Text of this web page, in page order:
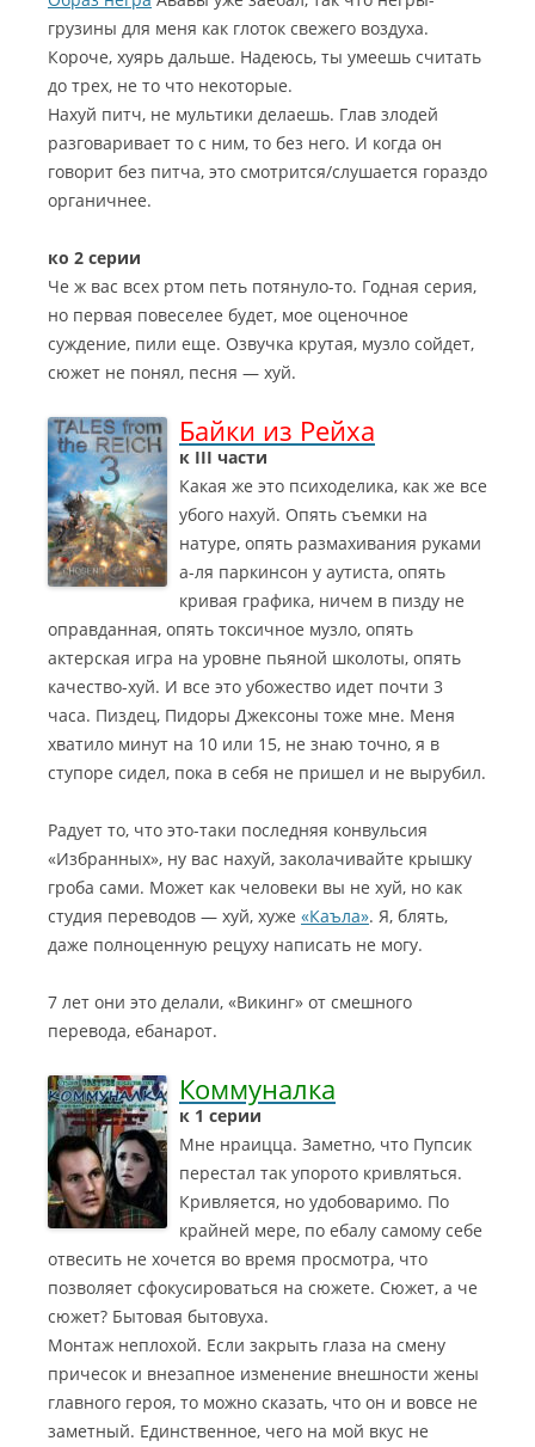
грузины для меня как глоток свежего воздуха.
Короче, хуярь дальше. Надеюсь, ты умеешь считать
до трех, не то что некоторые.
Нахуй питч, не мультики делаешь. Глав злодей
разговаривает то с ним, то без него. И когда он
говорит без питча, это смотрится/слушается гораздо
органичнее.
ко 2 серии
Че ж вас всех ртом петь потянуло-то. Годная серия,
но первая повеселее будет, мое оценочное
суждение, пили еще. Озвучка крутая, музло сойдет,
сюжет не понял, песня — хуй.
Байки из Рейха
к III части
Какая же это психоделика, как же все
убого нахуй. Опять съемки на
натуре, опять размахивания руками
а-ля паркинсон у аутиста, опять
кривая графика, ничем в пизду не
оправданная, опять токсичное музло, опять
актерская игра на уровне пьяной школоты, опять
качество-хуй. И все это убожество идет почти 3
часа. Пиздец, Пидоры Джексоны тоже мне. Меня
хватило минут на 10 или 15, не знаю точно, я в
ступоре сидел, пока в себя не пришел и не вырубил.
Радует то, что это-таки последняя конвульсия
«Избранных», ну вас нахуй, заколачивайте крышку
гроба сами. Может как человеки вы не хуй, но как
студия переводов — хуй, хуже «Каъла». Я, блять,
даже полноценную рецуху написать не могу.
7 лет они это делали, «Викинг» от смешного
перевода, ебанарот.
Коммуналка
к 1 серии
Мне нраицца. Заметно, что Пупсик
перестал так упорото кривляться.
Кривляется, но удобоваримо. По
крайней мере, по ебалу самому себе
отвесить не хочется во время просмотра, что
позволяет сфокусироваться на сюжете. Сюжет, а че
сюжет? Бытовая бытовуха.
Монтаж неплохой. Если закрыть глаза на смену
причесок и внезапное изменение внешности жены
главного героя, то можно сказать, что он и вовсе не
заметный. Единственное, чего на мой вкус не